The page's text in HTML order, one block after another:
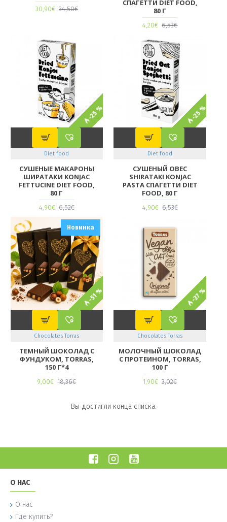
30,90€ 34,50€
СПАГЕТТИ DIET FOOD,
80 Г
4,20€ 6,53€
-25 %
Diet food
СУШЕНЫЕ МАКАРОНЫ
ШИРАТАКИ KONJAC
FETTUCINE DIET FOOD,
80 Г
4,90€ 6,52€
-25 %
Diet food
СУШЕНЫЙ ОВЕС
SHIRATAKI KONJAC
PASTA СПАГЕТТИ DIET
FOOD, 80 Г
4,90€ 6,53€
Новинка
-51 %
Chocolates Torras
ТЕМНЫЙ ШОКОЛАД С
ФУНДУКОМ, TORRAS,
150 Г*4
9,00€ 18,36€
-37 %
Chocolates Torras
МОЛОЧНЫЙ ШОКОЛАД
С ПРОТЕИНОМ, TORRAS,
100 Г
1,90€ 3,02€
Вы достигли конца списка.
О НАС
О нас
Где купить?